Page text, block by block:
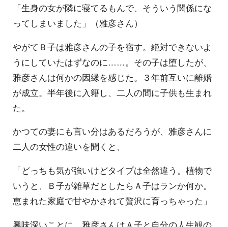
「生身の女が隣に寝てるもんで、そういう関係にな
ってしまいました」（雅彦さん）
やがてＢ子は雅彦さんの子を宿す。絶対できないよ
うにしていたはずなのに……。その子は堕したが、
雅彦さんは何かの因縁を感じた。３年前互いに離婚
が成立。半年後に入籍し、二人の間に子供も生まれ
た。
かつての妻にも言い分はあるだろうが、雅彦さんに
二人の女性の違いを聞くと、
「どっちも気が強いけどタイプは全然違う。植物で
いうと、Ｂ子が雑草だとしたらＡ子はランか何か。
恵まれた家庭で甘やかされて贅沢に育っちゃった」
興味深いことに、雅彦さんはＡ子と自分の人生観の